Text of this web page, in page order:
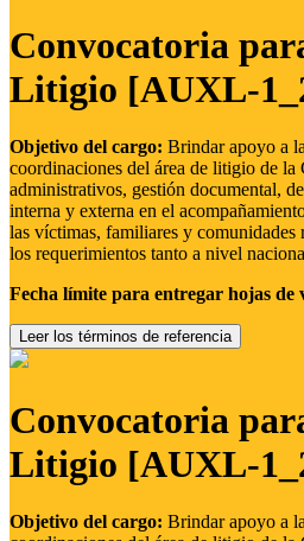
Convocatoria
Litigio [AUXL-
Objetivo del cargo: Brindar apoyo a
coordinaciones del área de litigio de la
administrativos, gestión documental,
interna y externa en el
las víctimas, familiares y comunidades
los requerimientos tanto a nivel
Fecha límite para entregar hojas de
Leer los términos de referencia
Convocatoria
Litigio [AUXL-
Objetivo del cargo: Brindar apoyo a